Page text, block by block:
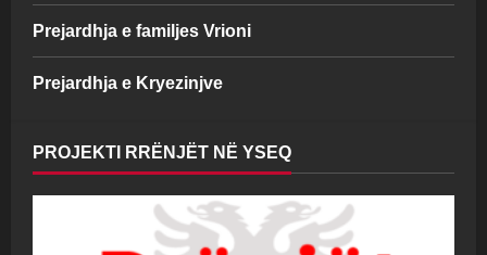
Prejardhja e familjes Vrioni
Prejardhja e Kryezinjve
PROJEKTI RRËNJËT NË YSEQ